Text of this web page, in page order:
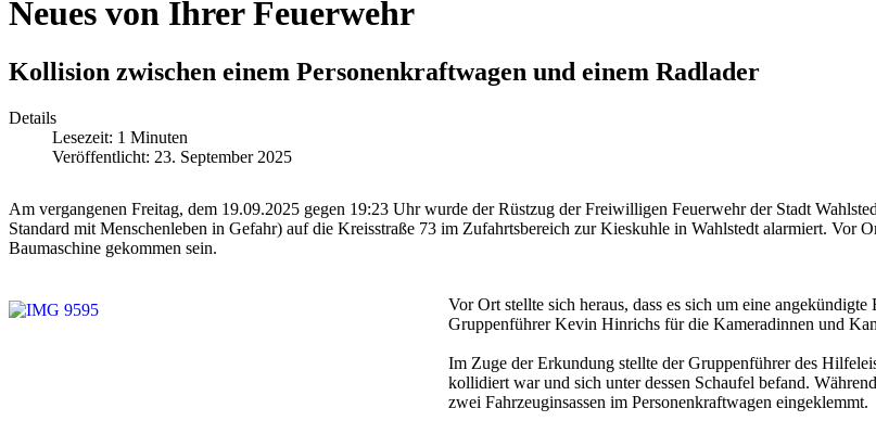
Neues von Ihrer Feuerwehr
Kollision zwischen einem Personenkraftwagen und einem Radlader
Details
Lesezeit: 1 Minuten
Veröffentlicht: 23. September 2025
Am vergangenen Freitag, dem 19.09.2025 gegen 19:23 Uhr wurde der Rüstzug der Freiwilligen Feuerwehr der Stadt
Standard mit Menschenleben in Gefahr) auf die Kreisstraße 73 im Zufahrtsbereich zur Kieskuhle in Wahlstedt alarmiert. Vor
Baumaschine gekommen sein.
Vor Ort stellte sich heraus, dass es sich um eine
Gruppenführer Kevin Hinrichs für die Kameradinnen und
Im Zuge der Erkundung stellte der Gruppenführer des
kollidiert war und sich unter dessen Schaufel befand.
zwei Fahrzeuginsassen im Personenkraftwagen eingeklemmt.